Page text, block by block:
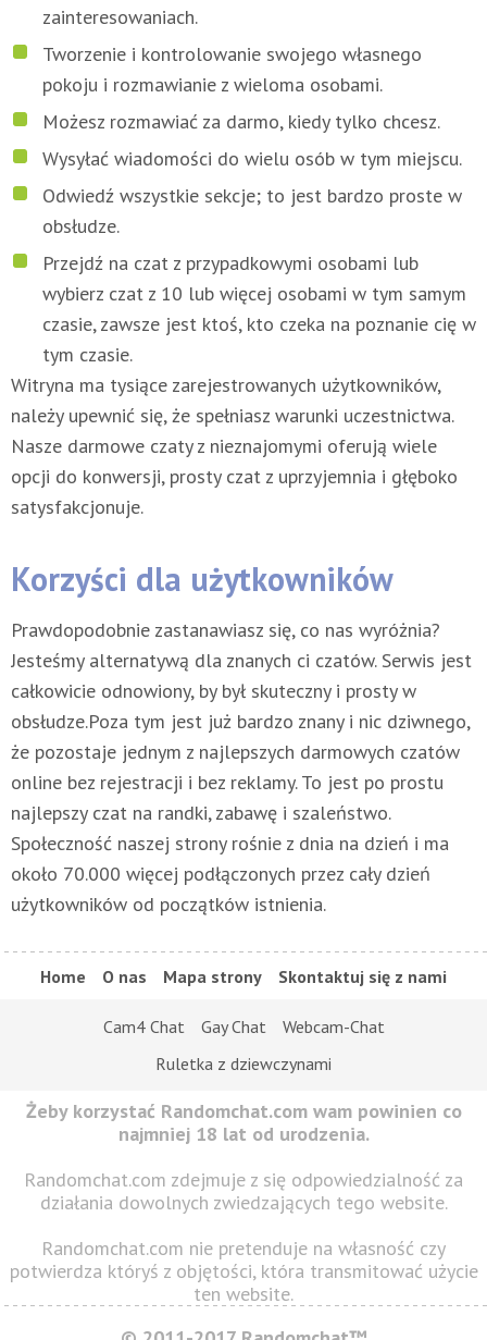
zainteresowaniach.
Tworzenie i kontrolowanie swojego własnego
pokoju i rozmawianie z wieloma osobami.
Możesz rozmawiać za darmo, kiedy tylko chcesz.
Wysyłać wiadomości do wielu osób w tym miejscu.
Odwiedź wszystkie sekcje; to jest bardzo proste w
obsłudze.
Przejdź na czat z przypadkowymi osobami lub
wybierz czat z 10 lub więcej osobami w tym samym
czasie, zawsze jest ktoś, kto czeka na poznanie cię w
tym czasie.
Witryna ma tysiące zarejestrowanych użytkowników,
należy upewnić się, że spełniasz warunki uczestnictwa.
Nasze darmowe czaty z nieznajomymi oferują wiele
opcji do konwersji, prosty czat z uprzyjemnia i głęboko
satysfakcjonuje.
Korzyści dla użytkowników
Prawdopodobnie zastanawiasz się, co nas wyróżnia?
Jesteśmy alternatywą dla znanych ci czatów. Serwis jest
całkowicie odnowiony, by był skuteczny i prosty w
obsłudze.Poza tym jest już bardzo znany i nic dziwnego,
że pozostaje jednym z najlepszych darmowych czatów
online bez rejestracji i bez reklamy. To jest po prostu
najlepszy czat na randki, zabawę i szaleństwo.
Społeczność naszej strony rośnie z dnia na dzień i ma
około 70.000 więcej podłączonych przez cały dzień
użytkowników od początków istnienia.
Home O nas Mapa strony Skontaktuj się z nami
Cam4 Chat Gay Chat
Webcam-Chat
Ruletka z dziewczynami
Żeby korzystać Randomchat.com wam powinien co
najmniej 18 lat od urodzenia.
Randomchat.com zdejmuje z się odpowiedzialność za
działania dowolnych zwiedzających tego website.
Randomchat.com nie pretenduje na własność czy
potwierdza któryś z objętości, która transmitować użycie
ten website.